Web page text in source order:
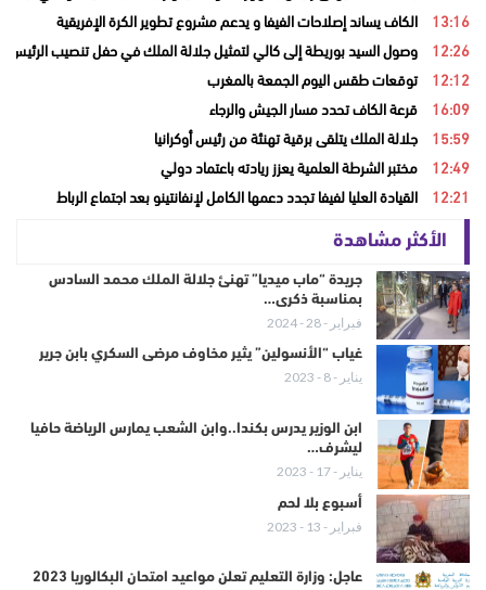
13:16 الكاف يساند إصلاحات الفيفا و يدعم مشروع تطوير الكرة الإفريقية
12:26 وصول السيد بوريطة إلى كالي لتمثيل جلالة الملك في حفل تنصيب الرئيس
12:12 توقعات طقس اليوم الجمعة بالمغرب
16:09 قرعة الكاف تحدد مسار الجيش والرجاء
15:59 جلالة الملك يتلقى برقية تهنئة من رئيس أوكرانيا
12:49 مختبر الشرطة العلمية يعزز ريادته باعتماد دولي
12:21 القيادة العليا لفيفا تجدد دعمها الكامل لإنفانتينو بعد اجتماع الرباط
الأكثر مشاهدة
جريدة “ماب ميديا” تهنئ جلالة الملك محمد السادس
بمناسبة ذكرى…
فبراير - 28 - 2024
غياب “الأنسولين” يثير مخاوف مرضى السكري بابن جرير
يناير - 8 - 2023
ابن الوزير يدرس بكندا..وابن الشعب يمارس الرياضة حافيا
ليشرف…
يناير - 17 - 2023
أسبوع بلا لحم
فبراير - 13 - 2023
عاجل: وزارة التعليم تعلن مواعيد امتحان البكالوريا 2023